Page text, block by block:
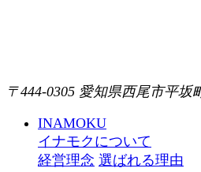
〒444-0305 愛知県西尾市平坂
INAMOKU
イナモクについて
経営理念 選ばれる理由